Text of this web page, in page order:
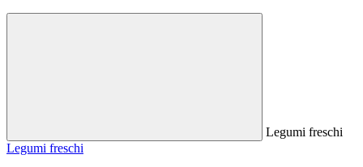
Legumi freschi
Legumi freschi